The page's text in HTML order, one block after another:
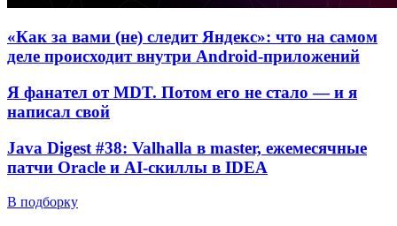
«Как за вами (не) следит Яндекс»: что на самом
деле происходит внутри Android-приложений
Я фанател от MDT. Потом его не стало — и я
написал свой
Java Digest #38: Valhalla в master, ежемесячные
патчи Oracle и AI-скиллы в IDEA
В подборку